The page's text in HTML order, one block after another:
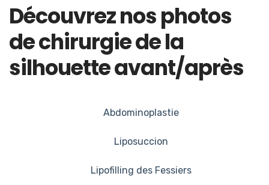
Découvrez nos photos
de chirurgie de la
silhouette avant/après
Abdominoplastie
Liposuccion
Lipofilling des Fessiers